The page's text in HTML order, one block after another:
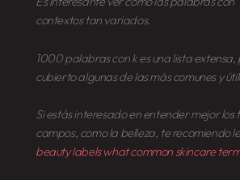
contextos tan variados.
1000 palabras con k es una lista extensa,
cubierto algunas de las más comunes y
Si estás interesado en entender mejor los
campos, como la belleza, te recomiendo
beauty labels what common skincare